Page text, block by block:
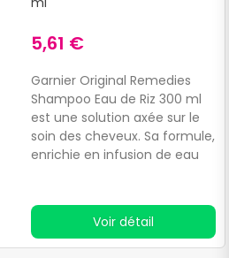
5,61 €
Garnier Original Remedies
Shampoo Eau de Riz 300 ml
est une solution axée sur le
soin des cheveux. Sa formule,
enrichie en infusion de eau
capillaire, offrant une
chevelure douce et brillante.
Voir détail